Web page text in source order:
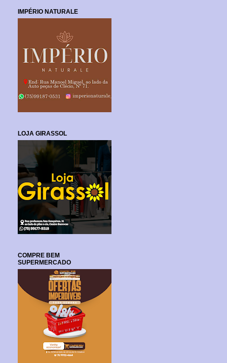
IMPÉRIO NATURALE
LOJA GIRASSOL
COMPRE BEM
SUPERMERCADO